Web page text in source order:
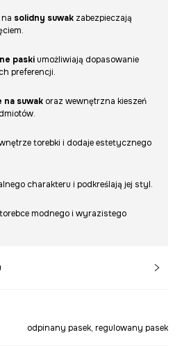
solidny suwak zabezpieczają
paski umożliwiają dopasowanie
preferencji.
suwak oraz wewnętrzna kieszeń
torebki i dodaje estetycznego
charakteru i podkreślają jej styl.
modnego i wyrazistego
odpinany pasek, regulowany pasek